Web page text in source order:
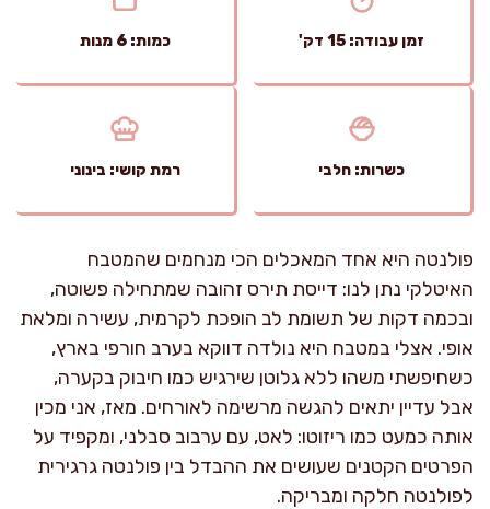
זמן עבודה: 15 דק' כמות: 6 מנות
כשרות: חלבי רמת קושי: בינוני
פולנטה היא אחד המאכלים הכי מנחמים שהמטבח
האיטלקי נתן לנו: דייסת תירס זהובה שמתחילה פשוטה,
ובכמה דקות של תשומת לב הופכת לקרמית, עשירה ומלאת
אופי. אצלי במטבח היא נולדה דווקא בערב חורפי בארץ,
כשחיפשתי משהו ללא גלוטן שירגיש כמו חיבוק בקערה,
אבל עדיין יתאים להגשה מרשימה לאורחים. מאז, אני מכין
אותה כמעט כמו ריזוטו: לאט, עם ערבוב סבלני, ומקפיד על
הפרטים הקטנים שעושים את ההבדל בין פולנטה גרגירית
לפולנטה חלקה ומבריקה.